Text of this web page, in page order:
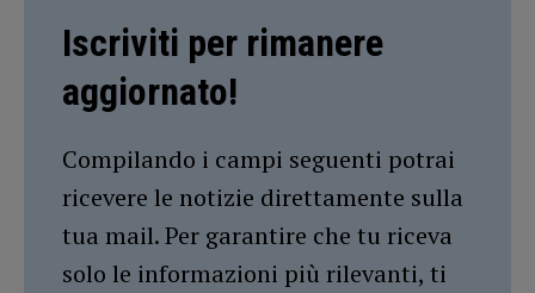
Iscriviti per rimanere
aggiornato!
Compilando i campi seguenti potrai
ricevere le notizie direttamente sulla
tua mail. Per garantire che tu riceva
solo le informazioni più rilevanti, ti